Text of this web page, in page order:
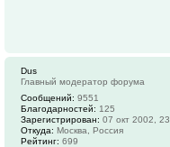
Dus
Главный модератор форума
Сообщений: 9551
Благодарностей: 125
Зарегистрирован: 07 окт 2002,
Откуда: Москва, Россия
Рейтинг: 699